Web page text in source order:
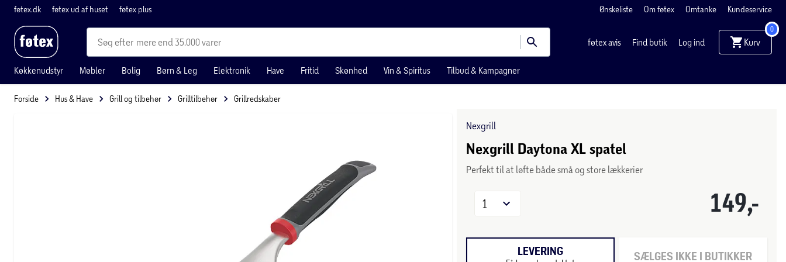
føtex.dk føtex ud af huset føtex plus Ønskeliste Om føtex Omtanke Kundeservice
mere end 35.000 varer føtex avis Find butik Log ind Kurv
0
Køkkenudstyr Møbler Bolig Børn & Leg Elektronik Have Fritid Skønhed Vin & Spiritus Tilbud & Kampagner
Forside Hus & Have Grill og tilbehør Grilltilbehør Grillredskaber
Nexgrill
Nexgrill Daytona XL spatel
Perfekt til at løfte både små og store lækkerier
149,-
1
LEVERING SÆLGES IKKE I BUTIKKER